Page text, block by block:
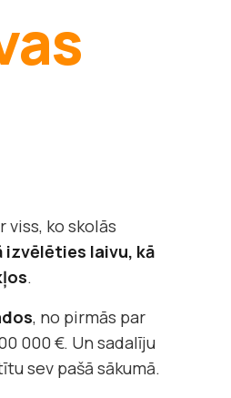
viss, ko skolās
izvēlēties laivu, kā
.
, no pirmās par
000 €. Un sadalīju
sev pašā sākumā.